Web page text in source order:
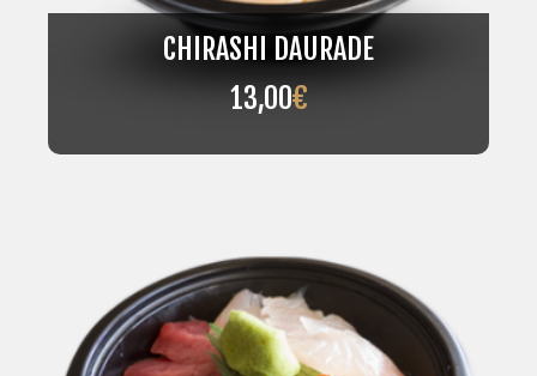
CHIRASHI DAURADE
13,00€